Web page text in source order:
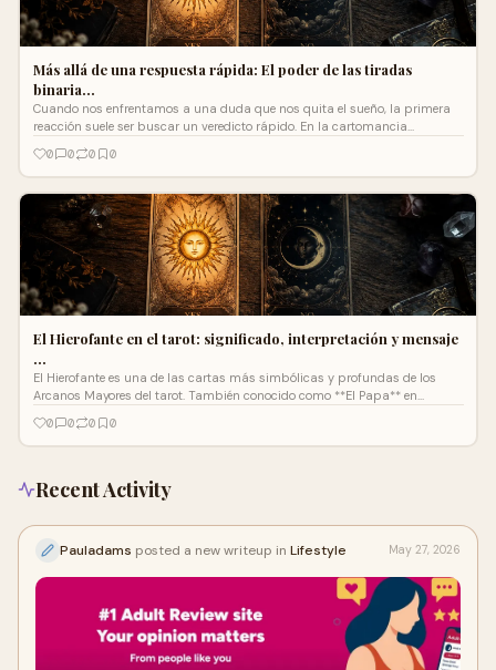
Más allá de una respuesta rápida: El poder de las tiradas
binaria…
Cuando nos enfrentamos a una duda que nos quita el sueño, la primera
reacción suele ser buscar un veredicto rápido. En la cartomancia
0 0 0 0
El Hierofante en el tarot: significado, interpretación y mensaje
…
El Hierofante es una de las cartas más simbólicas y profundas de los
Arcanos Mayores del tarot. También conocido como **El Papa** en
0 0 0 0
Recent Activity
Pauladams posted a new writeup in Lifestyle May 27, 2026